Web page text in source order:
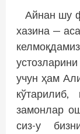
Айнан шу
хазина —
учун ҳам
замонлар
сиз-у